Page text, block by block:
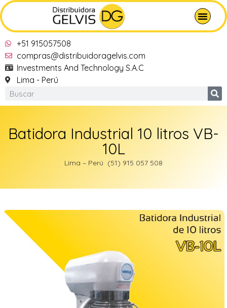
+51 915057508
compras@distribuidoragelvis.com
Investments And Technology S.A.C
Lima - Perú
Batidora Industrial 10 litros VB-
10L
Lima – Perú (51) 915 057 508